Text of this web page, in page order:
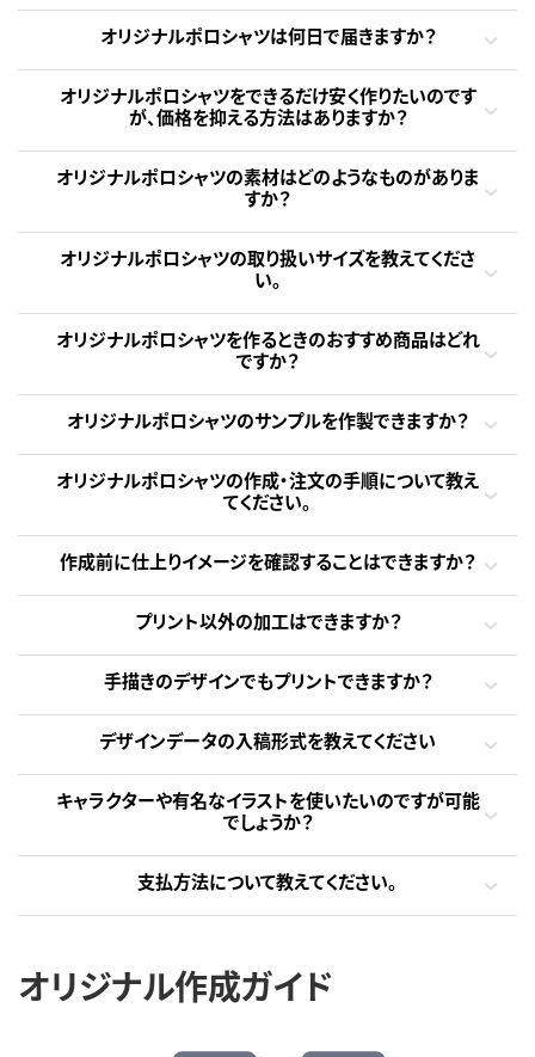
オリジナルポロシャツは何日で届きますか？
オリジナルポロシャツをできるだけ安く作りたいのです
が、価格を抑える方法はありますか？
オリジナルポロシャツの素材はどのようなものがありま
すか？
オリジナルポロシャツの取り扱いサイズを教えてくださ
い。
オリジナルポロシャツを作るときのおすすめ商品はどれ
ですか？
オリジナルポロシャツのサンプルを作製できますか？
オリジナルポロシャツの作成・注文の手順について教え
てください。
作成前に仕上りイメージを確認することはできますか？
プリント以外の加工はできますか？
手描きのデザインでもプリントできますか？
デザインデータの入稿形式を教えてください
キャラクターや有名なイラストを使いたいのですが可能
でしょうか？
支払方法について教えてください。
オリジナル作成ガイド